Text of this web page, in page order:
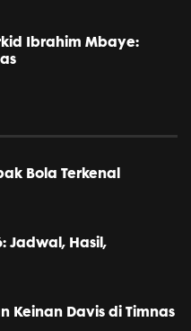
Ibrahim Mbaye:
Bola Terkenal
Jadwal, Hasil,
Keinan Davis di Timnas